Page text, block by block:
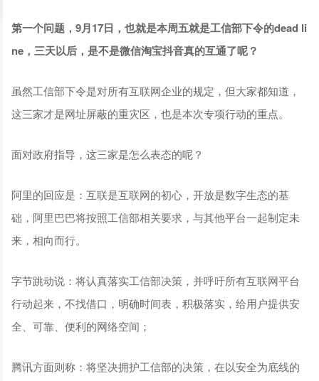
第一个问题，9月17日，也就是本周五就是工信部下令的dead li
ne，三天以后，是不是微信淘宝抖音真的互通了呢？
虽然工信部下令是对所有互联网企业的规定，但大家都知道，
这三家才是网址屏蔽的重灾区，也是本次专项行动的重点。
面对政府指导，这三家是怎么表态的呢？
阿里的回应是：互联是互联网的初心，开放是数字生态的基
础，阿里巴巴将按照工信部相关要求，与其他平台一起制定未
来，相向而行。
字节跳动说：将认真落实工信部决策，并呼吁所有互联网平台
行动起来，不找借口，明确时间表，积极落实，给用户提供安
全、可靠、便利的网络空间；
腾讯方面则称：将坚决拥护工信部的决策，在以安全为底线的